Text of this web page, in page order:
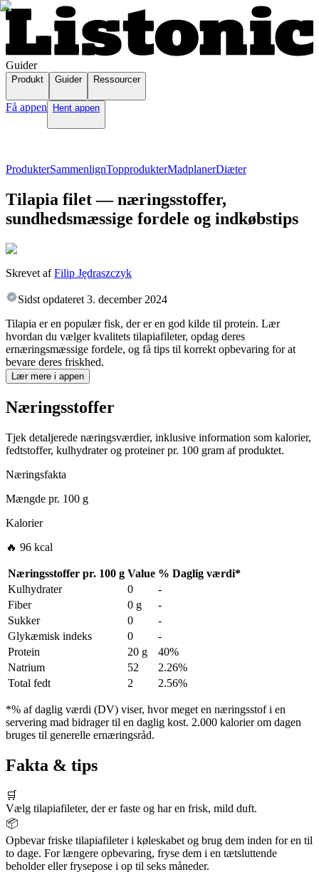
Guider
Produkt Guider Ressourcer
Få appen Hent appen
ProdukterSammenlignTopprodukterMadplanerDiæter
Tilapia filet — næringsstoffer,
sundhedsmæssige fordele og indkøbstips
Skrevet af Filip Jędraszczyk
Sidst opdateret 3. december 2024
Tilapia er en populær fisk, der er en god kilde til protein. Lær
hvordan du vælger kvalitets tilapiafileter, opdag deres
ernæringsmæssige fordele, og få tips til korrekt opbevaring for at
bevare deres friskhed.
Lær mere i appen
Næringsstoffer
Tjek detaljerede næringsværdier, inklusive information som kalorier,
fedtstoffer, kulhydrater og proteiner pr. 100 gram af produktet.
Næringsfakta
Mængde pr. 100 g
Kalorier
🔥 96 kcal
Næringsstoffer pr. 100 g Value % Daglig værdi*
Kulhydrater
0
-
Fiber
0 g
-
Sukker
0
-
Glykæmisk indeks
0
-
Protein
20 g
40%
Natrium
52
2.26%
Total fedt
2 2.56%
*% af daglig værdi (DV) viser, hvor meget en næringsstof i en
servering mad bidrager til en daglig kost. 2.000 kalorier om dagen
bruges til generelle ernæringsråd.
Fakta & tips
🛒
Vælg tilapiafileter, der er faste og har en frisk, mild duft.
📦
Opbevar friske tilapiafileter i køleskabet og brug dem inden for en til
to dage. For længere opbevaring, fryse dem i en tætsluttende
beholder eller frysepose i op til seks måneder.